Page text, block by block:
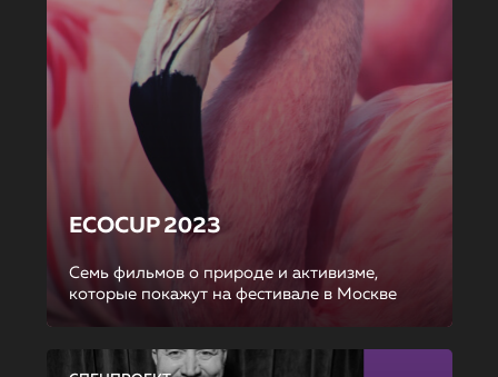
ECOCUP 2023
Семь фильмов о природе и активизме,
которые покажут на фестивале в Москве